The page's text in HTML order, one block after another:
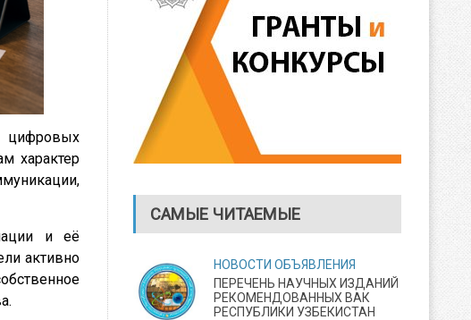
цифровых
характер
и её
активно
САМЫЕ ЧИТАЕМЫЕ
НОВОСТИ ОБЪЯВЛЕНИЯ
ПЕРЕЧЕНЬ НАУЧНЫХ ИЗДАНИЙ
РЕКОМЕНДОВАННЫХ ВАК
РЕСПУБЛИКИ УЗБЕКИСТАН